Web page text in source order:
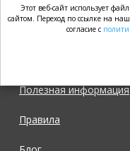
Полезная информация
Правила
Этот веб-сайт использует
сайтом. Переход по ссылке на
согласие с